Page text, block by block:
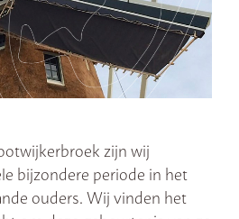
zijn wij
bijzondere periode in het
ouders. Wij vinden het